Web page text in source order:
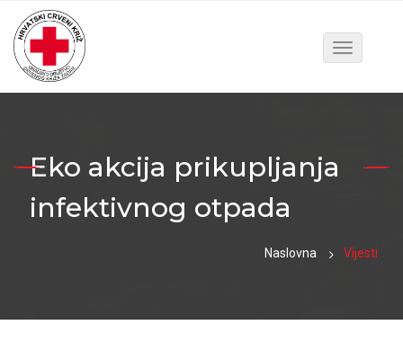
Toggle
Eko akcija prikupljanja
infektivnog otpada
Naslovna Vijesti